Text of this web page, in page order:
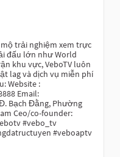
trải nghiệm xem trực
đấu lớn như World
khu vực, VeboTV luôn
lag và dịch vụ miễn phí
Website :
Email:
Bạch Đằng, Phường
Ceo/co-founder:
#vebo_tv
#veboaptv